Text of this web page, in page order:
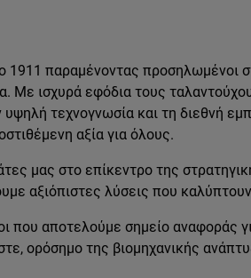
1911 παραμένοντας προσηλωμένοι
Με ισχυρά εφόδια τους
υψηλή τεχνογνωσία και τη διεθνή
αξία για όλους.
μας στο επίκεντρο της
αξιόπιστες λύσεις που
που αποτελούμε σημείο αναφοράς
ορόσημο της βιομηχανικής